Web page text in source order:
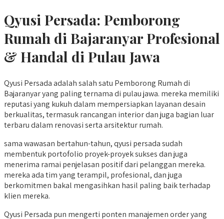
Qyusi Persada: Pemborong
Rumah di BajaranyarProfesional
& Handal di Pulau Jawa
Qyusi Persada adalah salah satu Pemborong Rumah di
Bajaranyar yang paling ternama di pulau jawa. mereka memiliki
reputasi yang kukuh dalam mempersiapkan layanan desain
berkualitas, termasuk rancangan interior dan juga bagian luar
terbaru dalam renovasi serta arsitektur rumah.
sama wawasan bertahun-tahun, qyusi persada sudah
membentuk portofolio proyek-proyek sukses dan juga
menerima ramai penjelasan positif dari pelanggan mereka.
mereka ada tim yang terampil, profesional, dan juga
berkomitmen bakal mengasihkan hasil paling baik terhadap
klien mereka.
Qyusi Persada pun mengerti ponten manajemen order yang